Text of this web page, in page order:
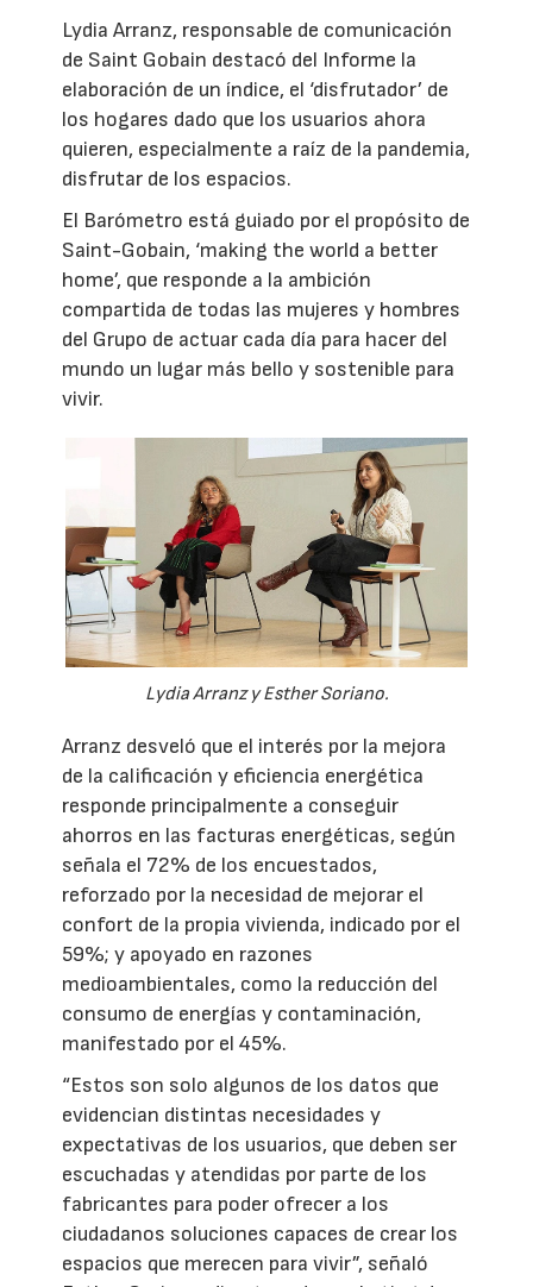
Lydia Arranz, responsable de comunicación
de Saint Gobain destacó del Informe la
elaboración de un índice, el ‘disfrutador’ de
los hogares dado que los usuarios ahora
quieren, especialmente a raíz de la pandemia,
disfrutar de los espacios.
El Barómetro está guiado por el propósito de
Saint-Gobain, ‘making the world a better
home’, que responde a la ambición
compartida de todas las mujeres y hombres
del Grupo de actuar cada día para hacer del
mundo un lugar más bello y sostenible para
vivir.
Lydia Arranz y Esther Soriano.
Arranz desveló que el interés por la mejora
de la calificación y eficiencia energética
responde principalmente a conseguir
ahorros en las facturas energéticas, según
señala el 72% de los encuestados,
reforzado por la necesidad de mejorar el
confort de la propia vivienda, indicado por el
59%; y apoyado en razones
medioambientales, como la reducción del
consumo de energías y contaminación,
manifestado por el 45%.
“Estos son solo algunos de los datos que
evidencian distintas necesidades y
expectativas de los usuarios, que deben ser
escuchadas y atendidas por parte de los
fabricantes para poder ofrecer a los
ciudadanos soluciones capaces de crear los
espacios que merecen para vivir”, señaló